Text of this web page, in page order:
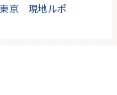
京 現地ルポ